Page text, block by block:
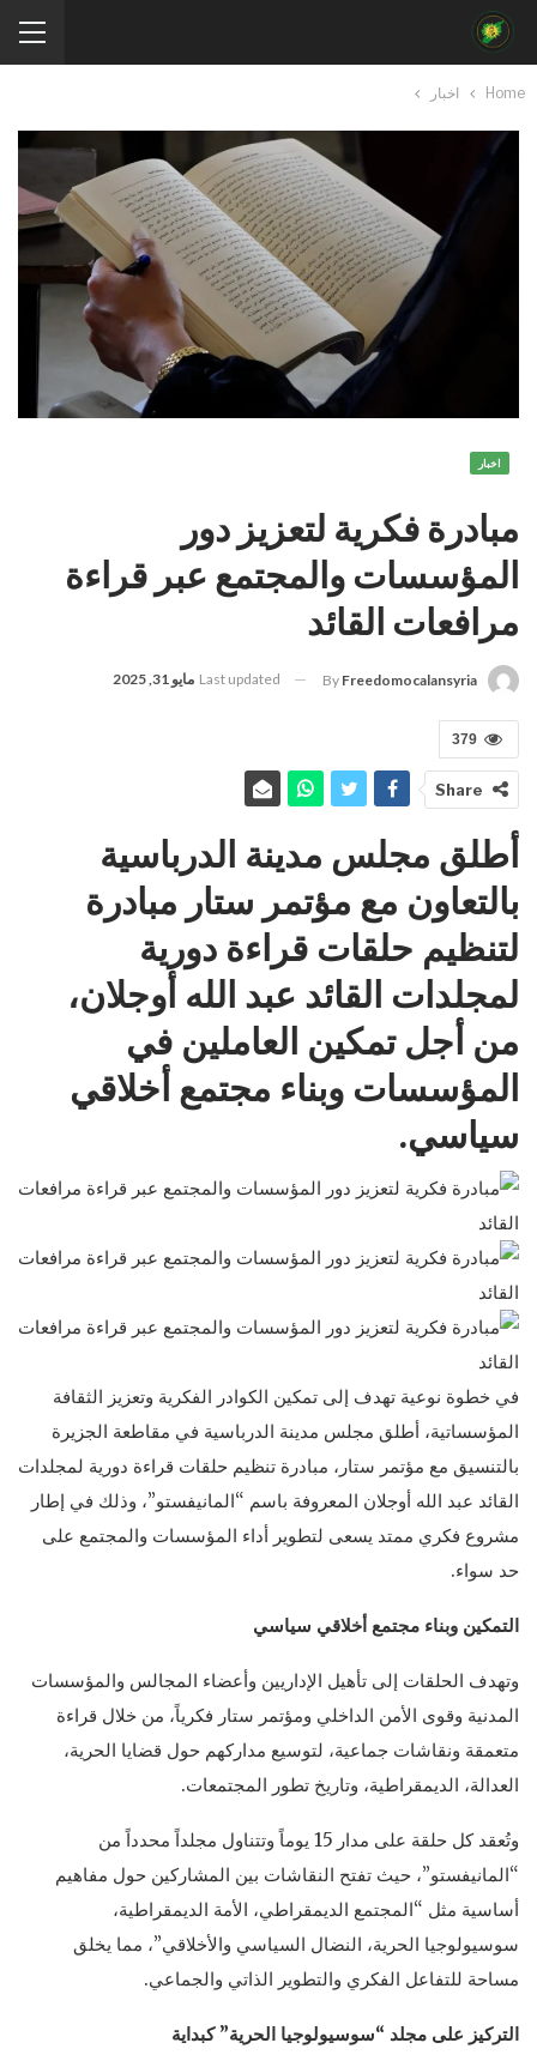
Home اخبار
اخبار
مبادرة فكرية لتعزيز دور
المؤسسات والمجتمع عبر قراءة
مرافعات القائد
By Freedomocalansyria
Last updated مايو 31, 2025
379
Share
أطلق مجلس مدينة الدرباسية
بالتعاون مع مؤتمر ستار مبادرة
لتنظيم حلقات قراءة دورية
لمجلدات القائد عبد الله أوجلان،
من أجل تمكين العاملين في
المؤسسات وبناء مجتمع أخلاقي
سياسي.
في خطوة نوعية تهدف إلى تمكين الكوادر الفكرية وتعزيز الثقافة
المؤسساتية، أطلق مجلس مدينة الدرباسية في مقاطعة الجزيرة
بالتنسيق مع مؤتمر ستار، مبادرة تنظيم حلقات قراءة دورية لمجلدات
القائد عبد الله أوجلان المعروفة باسم “المانيفستو”، وذلك في إطار
مشروع فكري ممتد يسعى لتطوير أداء المؤسسات والمجتمع على
حد سواء.
التمكين وبناء مجتمع أخلاقي سياسي
وتهدف الحلقات إلى تأهيل الإداريين وأعضاء المجالس والمؤسسات
المدنية وقوى الأمن الداخلي ومؤتمر ستار فكرياً، من خلال قراءة
متعمقة ونقاشات جماعية، لتوسيع مداركهم حول قضايا الحرية،
العدالة، الديمقراطية، وتاريخ تطور المجتمعات.
وتُعقد كل حلقة على مدار 15 يوماً وتتناول مجلداً محدداً من
“المانيفستو”، حيث تفتح النقاشات بين المشاركين حول مفاهيم
أساسية مثل “المجتمع الديمقراطي، الأمة الديمقراطية،
سوسيولوجيا الحرية، النضال السياسي والأخلاقي”، مما يخلق
مساحة للتفاعل الفكري والتطوير الذاتي والجماعي.
التركيز على مجلد “سوسيولوجيا الحرية” كبداية